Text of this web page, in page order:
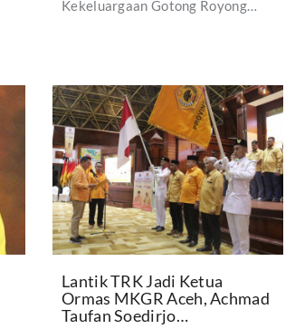
Kekeluargaan Gotong Royong…
Lantik TRK Jadi Ketua
Ormas MKGR Aceh, Achmad
Taufan Soedirjo…